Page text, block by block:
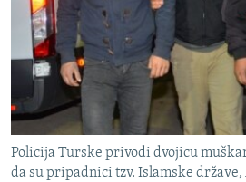
ISPRIČAJ MI
DNEVNO@RSE
SPECIJALI RSE
VIŠE OD NASLOVA
GENOCID U SREBRENICI
PRATITE NAS
Policija Turske privodi dvojicu
da su pripadnici tzv. Islamske države,